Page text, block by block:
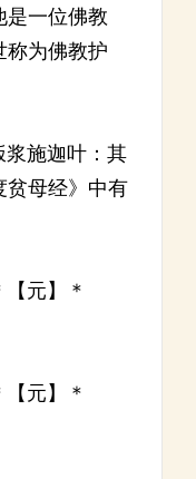
是一位佛教
称为佛教护
浆施迦叶：其
贫母经》中有
元】＊
元】＊